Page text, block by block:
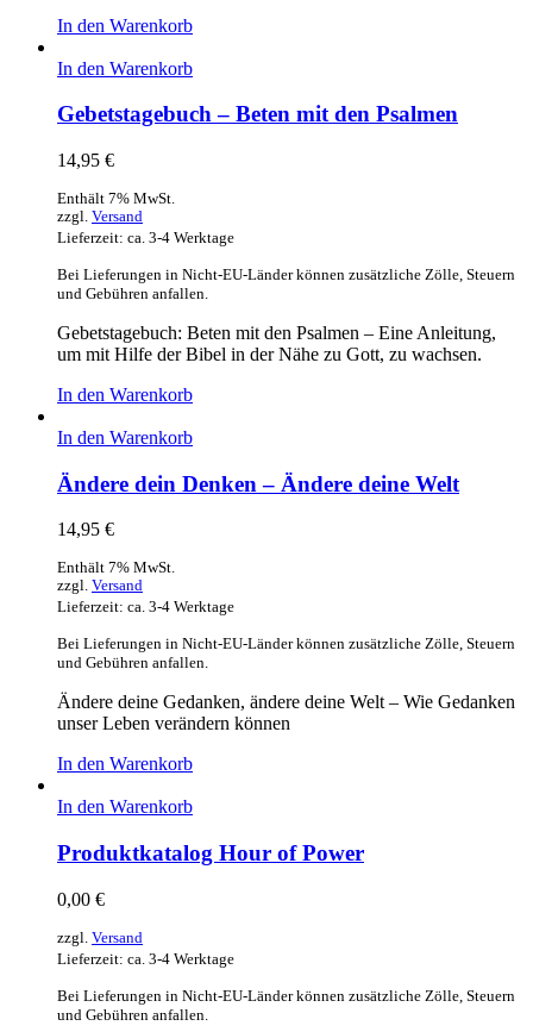
In den Warenkorb
In den Warenkorb
Gebetstagebuch – Beten mit den Psalmen
14,95 €
Enthält 7% MwSt.
zzgl. Versand
Lieferzeit: ca. 3-4 Werktage
Bei Lieferungen in Nicht-EU-Länder können zusätzliche Zölle, Steuern
und Gebühren anfallen.
Gebetstagebuch: Beten mit den Psalmen – Eine Anleitung,
um mit Hilfe der Bibel in der Nähe zu Gott, zu wachsen.
In den Warenkorb
In den Warenkorb
Ändere dein Denken – Ändere deine Welt
14,95 €
Enthält 7% MwSt.
zzgl. Versand
Lieferzeit: ca. 3-4 Werktage
Bei Lieferungen in Nicht-EU-Länder können zusätzliche Zölle, Steuern
und Gebühren anfallen.
Ändere deine Gedanken, ändere deine Welt – Wie Gedanken
unser Leben verändern können
In den Warenkorb
In den Warenkorb
Produktkatalog Hour of Power
0,00 €
zzgl. Versand
Lieferzeit: ca. 3-4 Werktage
Bei Lieferungen in Nicht-EU-Länder können zusätzliche Zölle, Steuern
und Gebühren anfallen.